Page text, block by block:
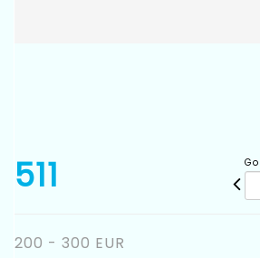
511
200 - 300 EUR